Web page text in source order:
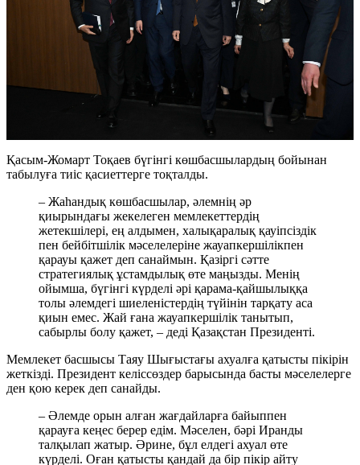
Қасым-Жомарт Тоқаев бүгінгі көшбасшылардың бойынан
табылуға тиіс қасиеттерге тоқталды.
– Жаһандық көшбасшылар, әлемнің әр
қиырындағы жекелеген мемлекеттердің
жетекшілері, ең алдымен, халықаралық қауіпсіздік
пен бейбітшілік мәселелеріне жауапкершілікпен
қарауы қажет деп санаймын. Қазіргі сәтте
стратегиялық ұстамдылық өте маңызды. Менің
ойымша, бүгінгі күрделі әрі қарама-қайшылыққа
толы әлемдегі шиеленістердің түйінін тарқату аса
қиын емес. Жай ғана жауапкершілік танытып,
сабырлы болу қажет, – деді Қазақстан Президенті.
Мемлекет басшысы Таяу Шығыстағы ахуалға қатысты пікірін
жеткізді. Президент келіссөздер барысында басты мәселелерге
ден қою керек деп санайды.
– Әлемде орын алған жағдайларға байыппен
қарауға кеңес берер едім. Мәселен, бәрі Иранды
талқылап жатыр. Әрине, бұл елдегі ахуал өте
күрделі. Оған қатысты қандай да бір пікір айту